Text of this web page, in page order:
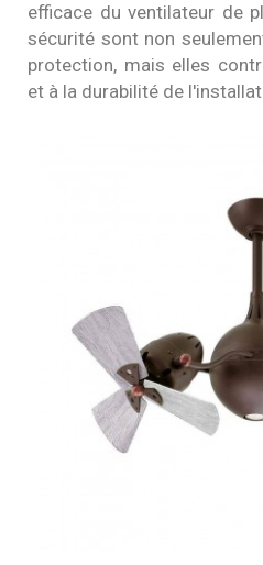
efficace du ventilateur de
sécurité sont non
protection, mais elles
et à la durabilité de